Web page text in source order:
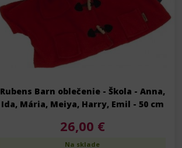
Rubens Barn oblečenie - Škola - Anna,
Ida, Mária, Meiya, Harry, Emil - 50 cm
26,00 €
Na sklade